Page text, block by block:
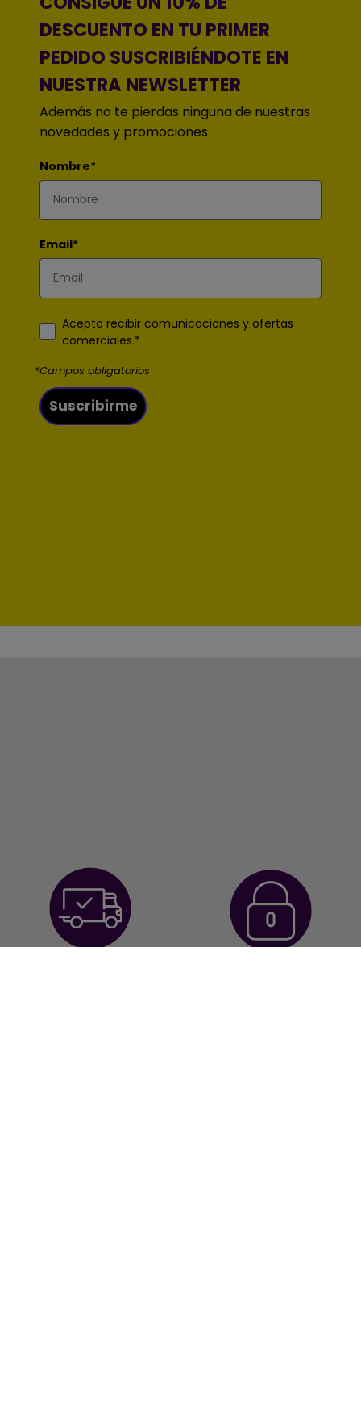
DESCUENTO EN TU PRIMER
PEDIDO SUSCRIBIÉNDOTE EN
NUESTRA NEWSLETTER
Además no te pierdas ninguna de nuestras
novedades y promociones
comerciales.*
Suscribirme